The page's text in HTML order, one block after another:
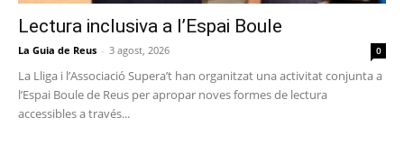
Lectura inclusiva a l’Espai Boule
La Guia de Reus - 3 agost, 2026 0
La Lliga i l’Associació Supera’t han organitzat una activitat conjunta a
l’Espai Boule de Reus per apropar noves formes de lectura
accessibles a través...